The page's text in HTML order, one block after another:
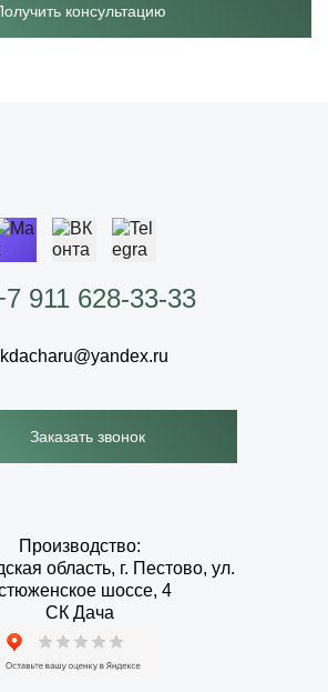
консультацию
911 628-33-33
Заказать звонок
Производство:
область, г. Пестово, ул.
шоссе, 4
СК Дача